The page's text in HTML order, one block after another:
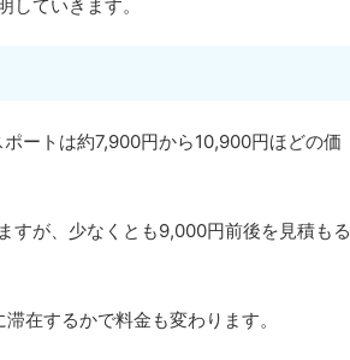
ていきます。
ートは約7,900円から10,900円ほどの価
すが、少なくとも9,000円前後を見積もる
在するかで料金も変わります。